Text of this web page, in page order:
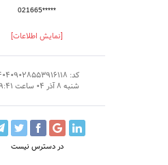
021665*****
[نمایش اطلاعات]
کد: 140409028553916118
شنبه 8 آذر 04 ساعت 09:41
در دسترس نیست